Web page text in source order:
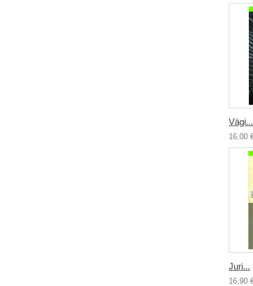
16,00
Juri...
16,90